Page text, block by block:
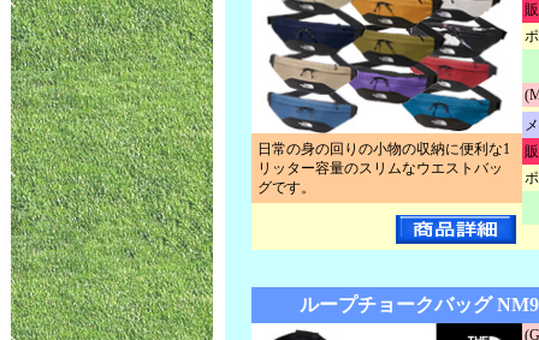
日常の身の回りの小物の収納に便利な1
リッター容量のスリムなウエストバッ
グです。
ループチョークバッグ